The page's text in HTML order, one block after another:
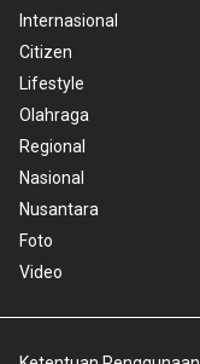
Internasional
Citizen
Lifestyle
Olahraga
Regional
Nasional
Nusantara
Foto
Video